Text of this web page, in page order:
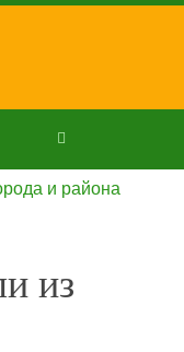
и района
из